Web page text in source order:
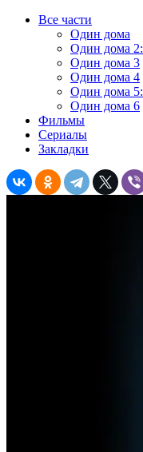
Все части
Один дома
Один дома
Один дома 3
Один дома 4
Один дома
Один дома 6
Фильмы
Сериалы
Закладки